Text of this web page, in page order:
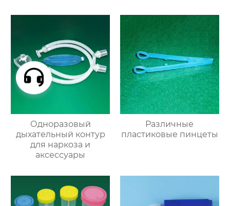
Одноразовый
дыхательный контур
для наркоза и
аксессуары
Различные
пластиковые пинцеты